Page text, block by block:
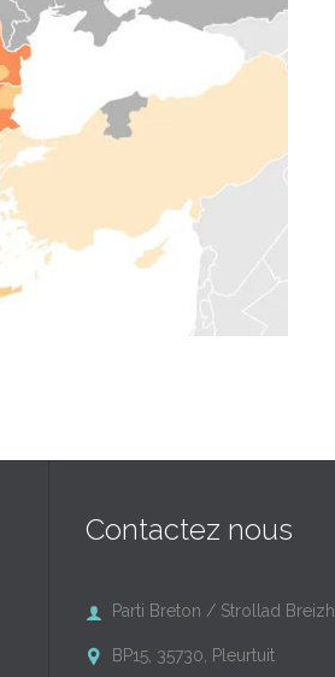
Contactez nous
 Parti Breton / Strollad Breizh
 BP15, 35730, Pleurtuit